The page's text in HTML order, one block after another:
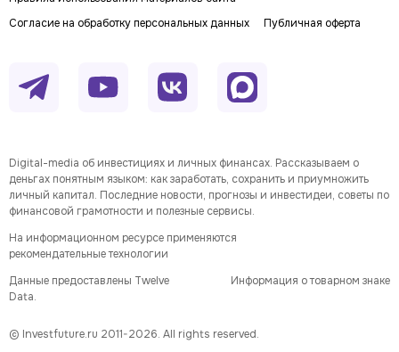
Согласие на обработку персональных данных
Публичная оферта
Digital-media об инвестициях и личных финансах. Рассказываем о
деньгах понятным языком: как заработать, сохранить и приумножить
личный капитал. Последние новости, прогнозы и инвестидеи, советы по
финансовой грамотности и полезные сервисы.
На информационном ресурсе применяются
рекомендательные технологии
Данные предоставлены Twelve
Data.
Информация о товарном знаке
© Investfuture.ru 2011-2026. All rights reserved.